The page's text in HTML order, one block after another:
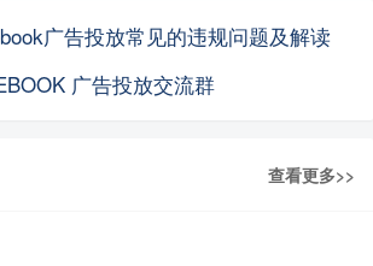
广告投放常见的违规问题及解读
广告投放交流群
查看更多>>